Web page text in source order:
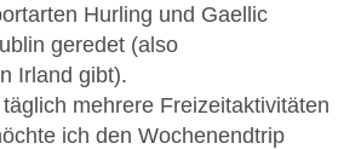
Hurling und Gaellic
geredet (also
Irland gibt).
mehrere Freizeitaktivitäten
ich den Wochenendtrip